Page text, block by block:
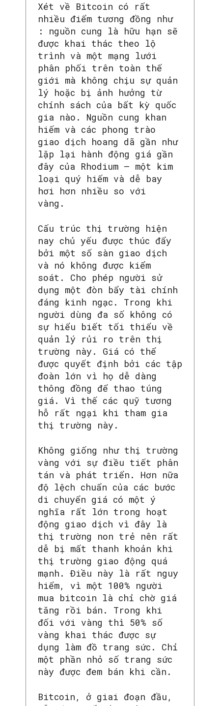
Xét về Bitcoin có rất
nhiều điểm tương đồng như
: nguồn cung là hữu hạn sẽ
được khai thác theo lộ
trình và một mạng lưới
phân phối trên toàn thế
giới mà không chịu sự quản
lý hoặc bị ảnh hưởng từ
chính sách của bất kỳ quốc
gia nào. Nguồn cung khan
hiếm và các phong trào
giao dịch hoang dã gần như
lặp lại hành động giá gần
đây của Rhodium – một kim
loại quý hiếm và dễ bay
hơi hơn nhiều so với
vàng.
Cấu trúc thị trường hiện
nay chủ yếu được thúc đẩy
bởi một số sàn giao dịch
và nó không được kiểm
soát. Cho phép người sử
dụng một đòn bẩy tài chính
đáng kinh ngạc. Trong khi
người dùng đa số không có
sự hiểu biết tối thiểu về
quản lý rủi ro trên thị
trường này. Giá có thể
được quyết định bởi các tập
đoàn lớn vì họ dễ dàng
thông đồng để thao túng
giá. Vì thế các quỹ tương
hỗ rất ngại khi tham gia
thị trường này.
Không giống như thị trường
vàng với sự điều tiết phân
tán và phát triển. Hơn nữa
độ lệch chuẩn của các bước
di chuyển giá có một ý
nghĩa rất lớn trong hoạt
động giao dịch vì đây là
thị trường non trẻ nên rất
dễ bị mất thanh khoản khi
thị trường giao động quá
mạnh. Điều này là rất nguy
hiểm, vì một 100% người
mua bitcoin là chỉ chờ giá
tăng rồi bán. Trong khi
đối với vàng thì 50% số
vàng khai thác được sự
dụng làm đồ trang sức. Chỉ
một phần nhỏ số trang sức
này được đem bán khi cần.
Bitcoin, ở giai đoạn đầu,